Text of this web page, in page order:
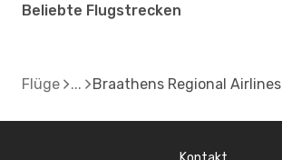
Beliebte Flugstrecken
Flüge Braathens Regional Airlines